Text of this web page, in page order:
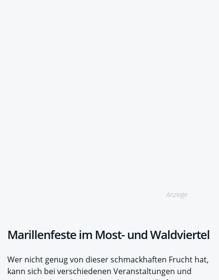
Anzeige
Marillenfeste im Most- und Waldviertel
Wer nicht genug von dieser schmackhaften Frucht hat,
kann sich bei verschiedenen Veranstaltungen und